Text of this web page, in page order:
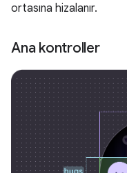
ortasına hizalanır.
Ana kontroller